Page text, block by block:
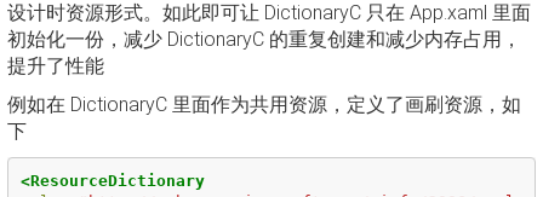
设计时资源形式。如此即可让 DictionaryC 只在 App.xaml 里面
初始化一份，减少 DictionaryC 的重复创建和减少内存占用，
提升了性能
例如在 DictionaryC 里面作为共用资源，定义了画刷资源，如
下
<ResourceDictionary